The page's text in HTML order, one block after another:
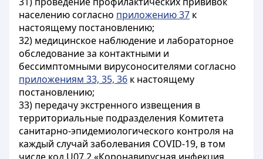
населению согласно приложению 37 к
настоящему постановлению;
32) медицинское наблюдение и лабораторное
обследование за контактными и
бессимптомными вирусоносителями согласно
приложениям 33, 35, 36 к настоящему
постановлению;
33) передачу экстренного извещения в
территориальные подразделения Комитета
санитарно-эпидемиологического контроля на
каждый случай заболевания COVID-19, в том